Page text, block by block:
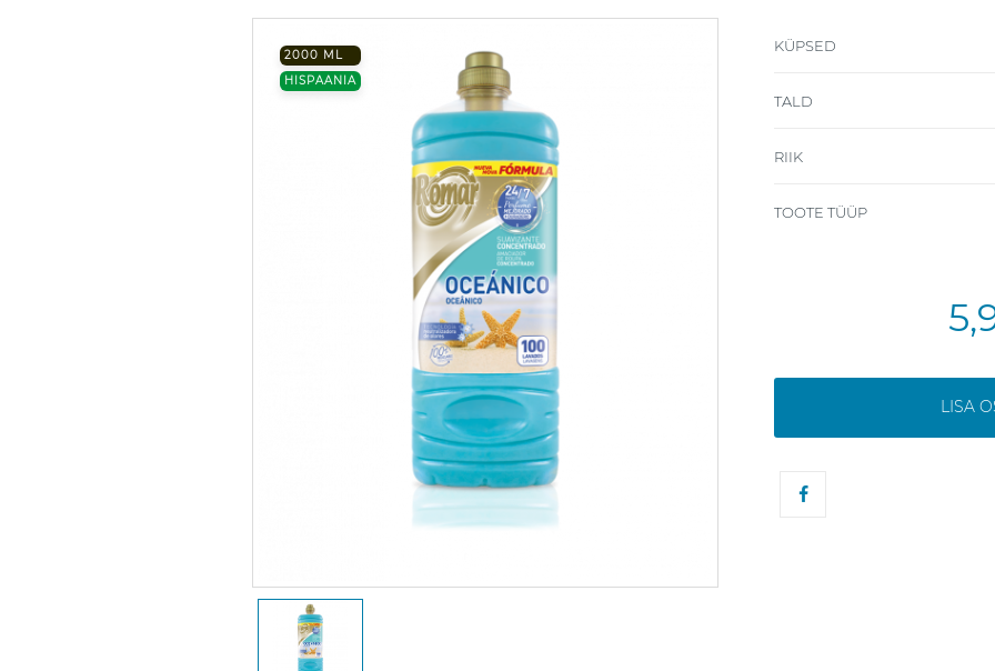
2000 ML
HISPAANIA
KÜPSED
TALD
RIIK
TOOTE TÜÜP
LISA